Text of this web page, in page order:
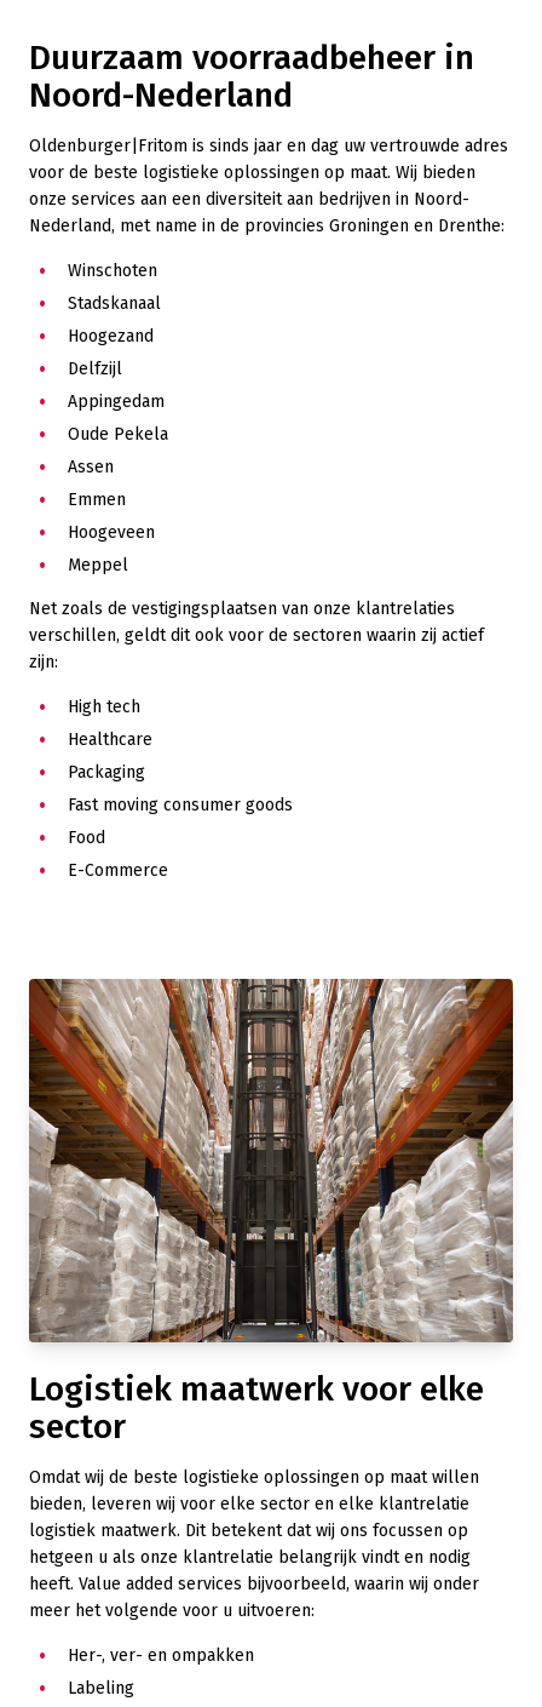
Duurzaam voorraadbeheer in
Noord-Nederland
Oldenburger|Fritom is sinds jaar en dag uw vertrouwde adres
voor de beste logistieke oplossingen op maat. Wij bieden
onze services aan een diversiteit aan bedrijven in Noord-
Nederland, met name in de provincies Groningen en Drenthe:
Winschoten
Stadskanaal
Hoogezand
Delfzijl
Appingedam
Oude Pekela
Assen
Emmen
Hoogeveen
Meppel
Net zoals de vestigingsplaatsen van onze klantrelaties
verschillen, geldt dit ook voor de sectoren waarin zij actief
zijn:
High tech
Healthcare
Packaging
Fast moving consumer goods
Food
E-Commerce
Logistiek maatwerk voor elke
sector
Omdat wij de beste logistieke oplossingen op maat willen
bieden, leveren wij voor elke sector en elke klantrelatie
logistiek maatwerk. Dit betekent dat wij ons focussen op
hetgeen u als onze klantrelatie belangrijk vindt en nodig
heeft. Value added services bijvoorbeeld, waarin wij onder
meer het volgende voor u uitvoeren:
Her-, ver- en ompakken
Labeling